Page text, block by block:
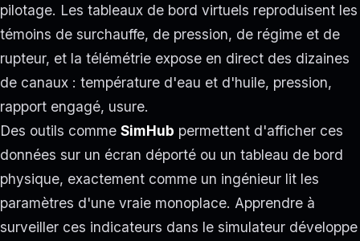
pilotage. Les tableaux de bord virtuels reproduisent les
témoins de surchauffe, de pression, de régime et de
rupteur, et la télémétrie expose en direct des dizaines
de canaux : température d'eau et d'huile, pression,
rapport engagé, usure.
Des outils comme SimHub permettent d'afficher ces
données sur un écran déporté ou un tableau de bord
physique, exactement comme un ingénieur lit les
paramètres d'une vraie monoplace. Apprendre à
surveiller ces indicateurs dans le simulateur développe